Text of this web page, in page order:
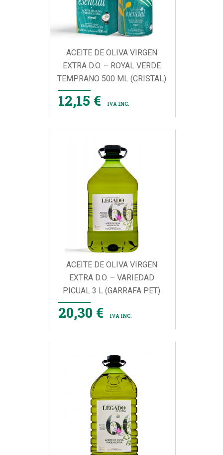
ACEITE DE OLIVA VIRGEN
EXTRA D.O. – ROYAL VERDE
TEMPRANO 500 ML (CRISTAL)
12,15 € IVA INC.
ACEITE DE OLIVA VIRGEN
EXTRA D.O. – VARIEDAD
PICUAL 3 L (GARRAFA PET)
20,30 € IVA INC.